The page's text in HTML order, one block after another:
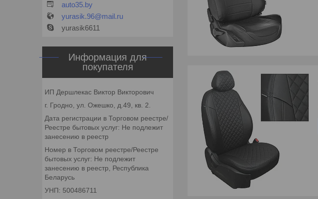
auto35.by
yurasik.96@mail.ru
yurasik6611
Информация для
покупателя
ИП Дершлекас Виктор Викторович
г. Гродно, ул. Ожешко, д.49, кв. 2.
Дата регистрации в Торговом реестре/
Реестре бытовых услуг: Не подлежит
занесению в реестр
Номер в Торговом реестре/Реестре
бытовых услуг: Не подлежит
занесению в реестр, Республика
Беларусь
УНП: 500486711